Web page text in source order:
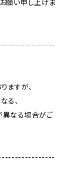
願い申し上げま
ますが、
る、
異なる場合がご